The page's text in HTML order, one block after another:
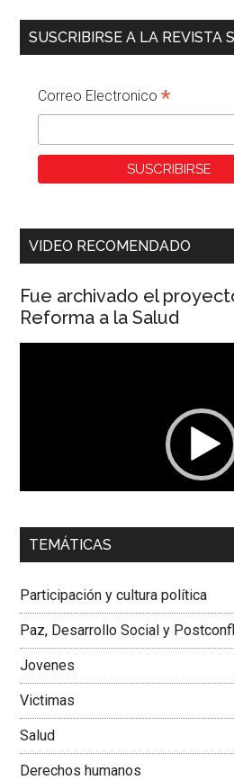
SUSCRIBIRSE A LA REVISTA
Correo Electronico*
VIDEO RECOMENDADO
Fue archivado el
Reforma a la Salud
00:00
Dra. Carolina Corcho Mejía,
Colombiana
TEMÁTICAS
Participación y cultura política
Paz, Desarrollo Social y
Jovenes
Victimas
Salud
Derechos humanos